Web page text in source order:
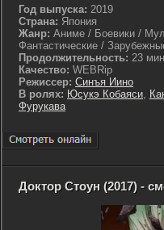
Год выпуска: 2019
Страна: Япония
Жанр: Аниме / Боевики /
Фантастические /
Продолжительность: 23
Качество: WEBRip
Режиссер: Синъя Иино
В ролях: Юсукэ Кобаяси,
Фурукава
Доктор Стоун (2017) -